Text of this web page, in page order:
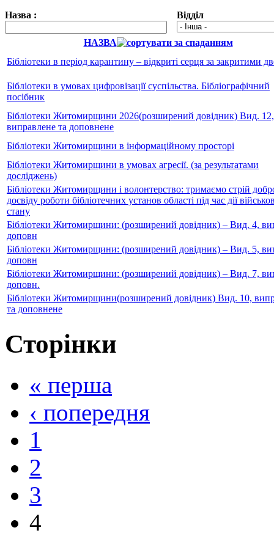
Назва : Відділ
НАЗВА
Бібліотеки в період карантину – відкриті серця за закритими
Бібліотеки в умовах цифровізації суспільства. Бібліографічний
посібник
Бібліотеки Житомирщини 2026(розширений довідник) Вид. 12,
виправлене та доповнене
Бібліотеки Житомирщини в інформаційному просторі
Бібліотеки Житомирщини в умовах агресії. (за результатами
досліджень)
Бібліотеки Житомирщини і волонтерство: тримаємо стрій
досвіду роботи бібліотечних установ області під час дії
стану
Бібліотеки Житомирщини: (розширений довідник) – Вид. 4,
доповн
Бібліотеки Житомирщини: (розширений довідник) – Вид. 5,
доповн
Бібліотеки Житомирщини: (розширений довідник) – Вид. 7,
доповн.
Бібліотеки Житомирщини(розширений довідник) Вид. 10,
та доповнене
Сторінки
« перша
‹ попередня
1
2
3
4